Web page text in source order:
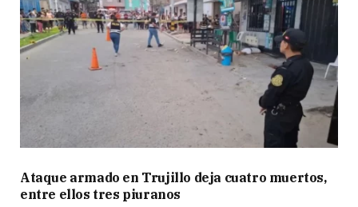
Ataque armado en Trujillo deja cuatro muertos,
entre ellos tres piuranos